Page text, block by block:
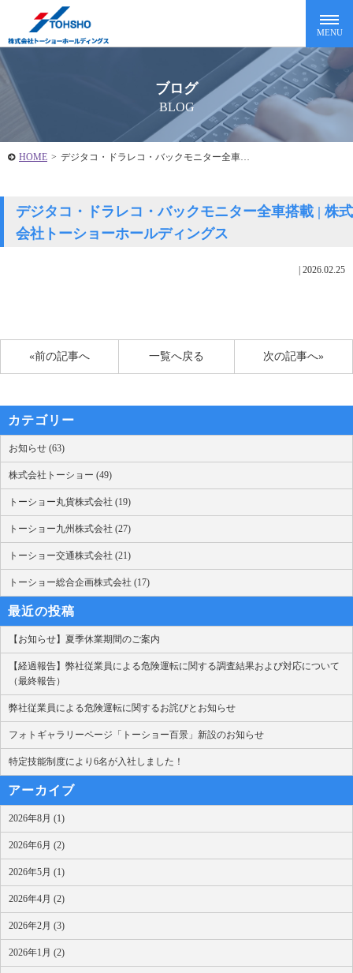
ブログ
BLOG
HOME > デジタコ・ドラレコ・バックモニター全車…
デジタコ・ドラレコ・バックモニター全車搭載 | 株式
会社トーショーホールディングス
2026.02.25
«前の記事へ 次の記事へ»
一覧へ戻る
カテゴリー
お知らせ (63)
株式会社トーショー (49)
トーショー丸貨株式会社 (19)
トーショー九州株式会社 (27)
トーショー交通株式会社 (21)
トーショー総合企画株式会社 (17)
最近の投稿
【お知らせ】夏季休業期間のご案内
【経過報告】弊社従業員による危険運転に関する調査結果および対応について
（最終報告）
弊社従業員による危険運転に関するお詫びとお知らせ
フォトギャラリーページ「トーショー百景」新設のお知らせ
特定技能制度により6名が入社しました！
アーカイブ
2026年8月 (1)
2026年6月 (2)
2026年5月 (1)
2026年4月 (2)
2026年2月 (3)
2026年1月 (2)